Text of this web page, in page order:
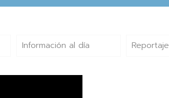
Información al día Reportaje